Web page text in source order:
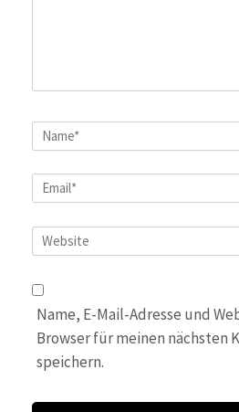
Name*
Email*
Website
Name, E-Mail-Adresse und
Browser für meinen nächsten
speichern.